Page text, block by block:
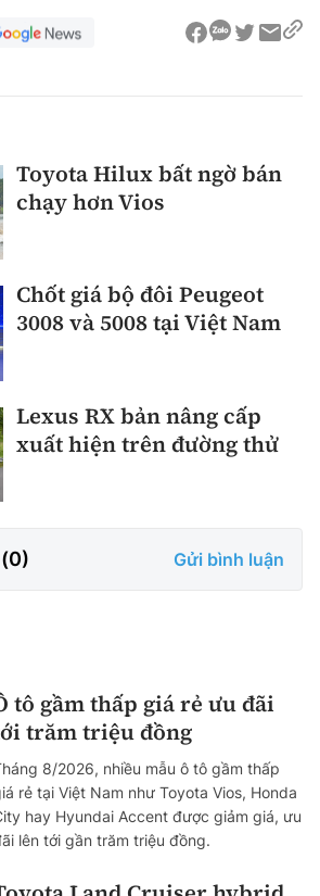
Toyota Hilux bất ngờ bán
chạy hơn Vios
Chốt giá bộ đôi Peugeot
3008 và 5008 tại Việt Nam
Lexus RX bản nâng cấp
xuất hiện trên đường thử
0) Gửi bình luận
tô gầm thấp giá rẻ ưu đãi
trăm triệu đồng
8/2026, nhiều mẫu ô tô gầm thấp
rẻ tại Việt Nam như Toyota Vios, Honda
hay Hyundai Accent được giảm giá, ưu
lên tới gần trăm triệu đồng.